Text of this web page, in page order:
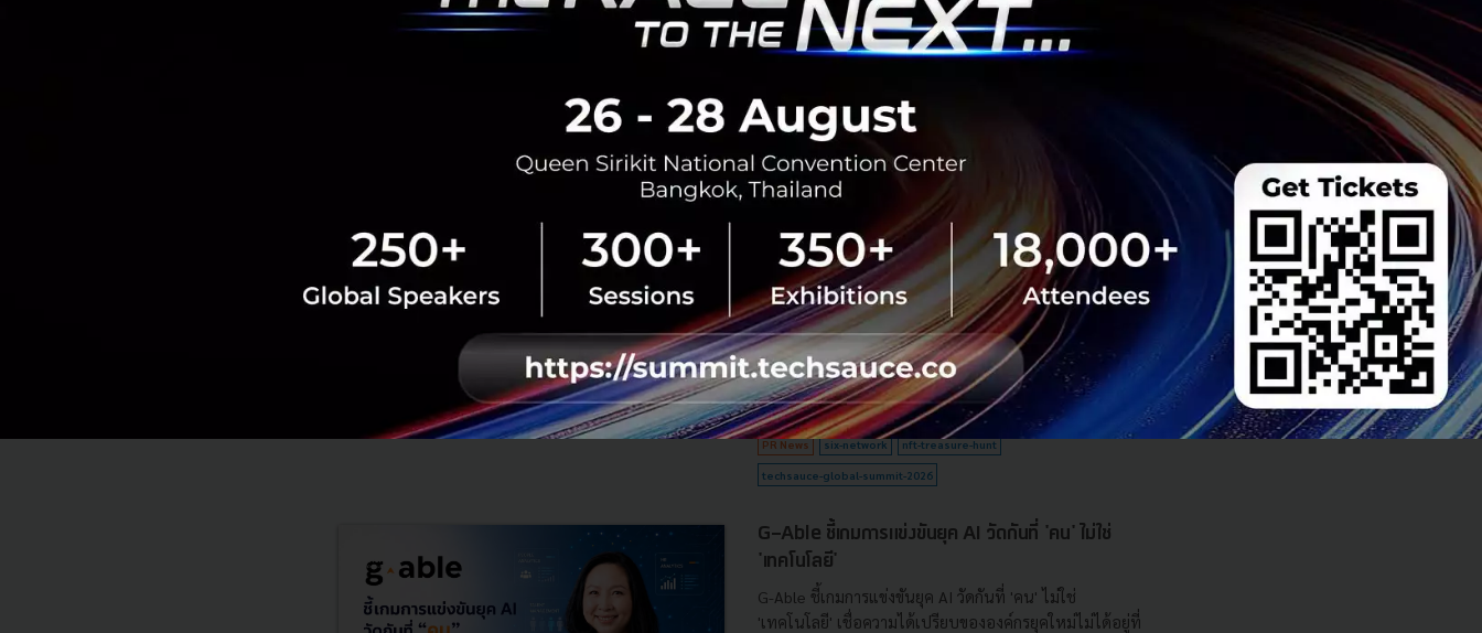
สิงหาคม 7, 2026 | ByTechsauce Team
0
SIX Network และ Techsauce สานต่อความร่วม
มือปีที่ 4 นำ NFT Treasure Hunt Season 4 ยก
ระดับประสบการณ์ดิจิทัลใน Techsauce Global
Summit 2026
SIX Network ผนึกกำลังกับ Techsauce อีกครั้งในงาน
Techsauce Global Summit 2026 ภายใต้ธีม "The Race
to The Next…" จัดขึ้นระหว่างวันที่ 26-28 สิงหาคม 2026
ณ ศูนย์การประชุมแห่งชาติสิริ...
สิงหาคม 6, 2026| ByTechsauce Team
0
PR News six-network nft-treasure-hunt
techsauce-global-summit-2026
G-Able ชี้เกมการแข่งขันยุค AI วัดกันที่ 'คน' ไม่ใช่
'เทคโนโลยี'
G-Able ชี้เกมการแข่งขันยุค AI วัดกันที่ 'คน' ไม่ใช่
'เทคโนโลยี' เชื่อความได้เปรียบขององค์กรยุคใหม่ไม่ได้อยู่ที่